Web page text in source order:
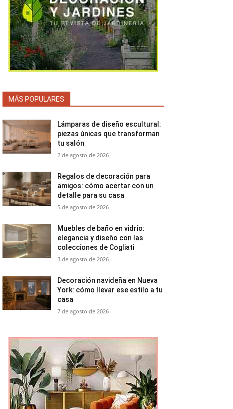
MÁS POPULARES
Lámparas de diseño escultural:
piezas únicas que transforman
tu salón
2 de agosto de 2026
Regalos de decoración para
amigos: cómo acertar con un
detalle para su casa
5 de agosto de 2026
Muebles de baño en vidrio:
elegancia y diseño con las
colecciones de Cogliati
3 de agosto de 2026
Decoración navideña en Nueva
York: cómo llevar ese estilo a tu
casa
7 de agosto de 2026